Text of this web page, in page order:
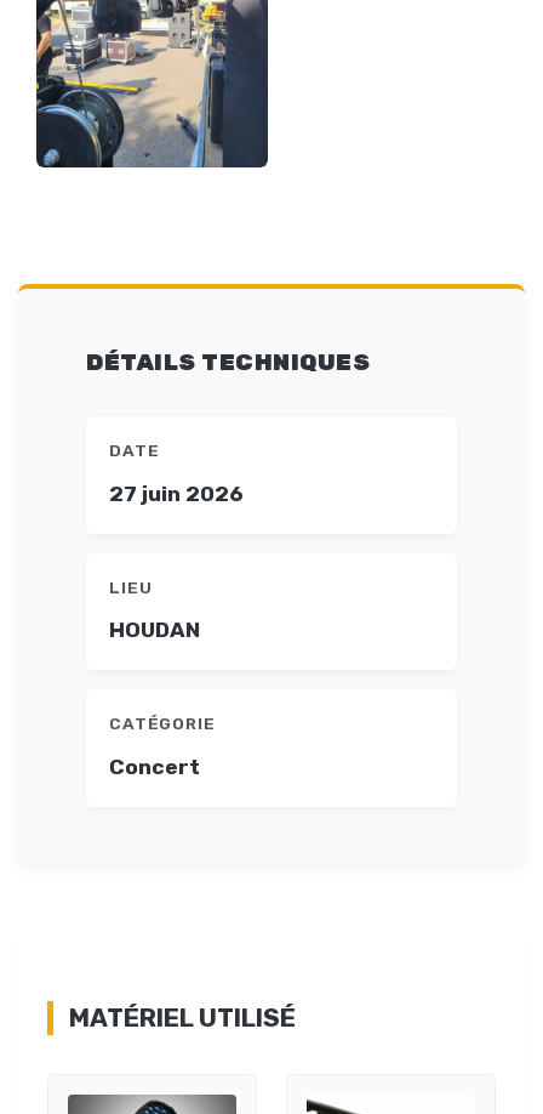
DÉTAILS TECHNIQUES
DATE
27 juin 2026
LIEU
HOUDAN
CATÉGORIE
Concert
MATÉRIEL UTILISÉ